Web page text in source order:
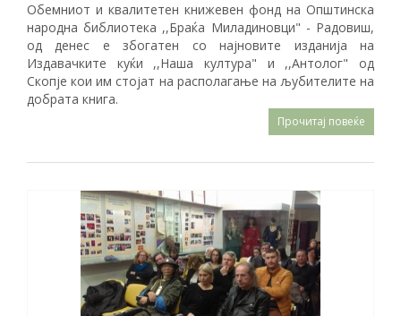
Обемниот и квалитетен книжевен фонд на Општинска
народна библиотека ,,Браќа Миладиновци" - Радовиш,
од денес е збогатен со најновите изданија на
Издавачките куќи ,,Наша култура" и ,,Антолог" од
Скопје кои им стојат на располагање на љубителите на
добрата книга.
Прочитај повеќе